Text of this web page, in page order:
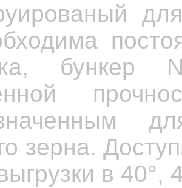
бункер
зерна.
в 40°,